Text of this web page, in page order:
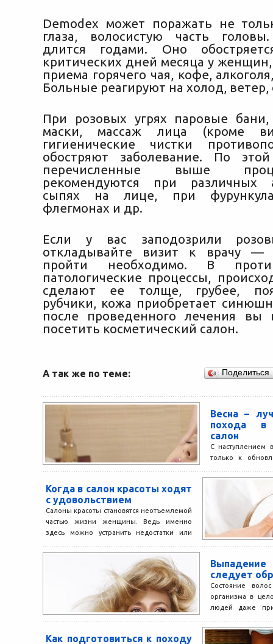
Demodex может поражать не
глаза, волосистую часть
длится годами. Оно
критических дней месяца у
приема горячего чая, кофе,
Больные реагируют на холод, ветер,
При розовых угрях паровые
маски, массаж лица (кроме
гигиенические чистки
обостряют заболевание. По
перечисленные выше
рекомендуются при различных
сыпях на лице, при
флегмонах и др.
Если у вас заподозрили
откладывайте визит к врачу —
пройти необходимо. В
патологические процессы,
сделают ее толще, грубее,
рубчики, кожа приобретает
после проведенного лечения вы
посетить косметический салон.
А так же по теме:
Весна –
похода в
салон
С наступлением
только к
период морозов
Когда в салон красоты ходят
с удовольствием
Салоны красоты становятся неотъемлемой
частью жизни женщины. Ведь именно
здесь можно устранить недостатки или
соответствующем уходом. Интересно,...
следует
Состояние
организма в
людей даже при
Как подготовиться к походу